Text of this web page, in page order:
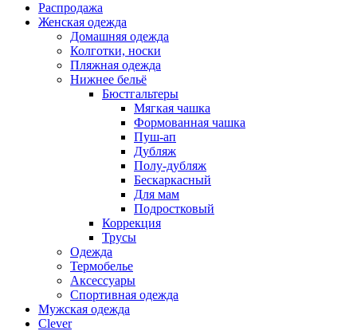
Распродажа
Женская одежда
Домашняя одежда
Колготки, носки
Пляжная одежда
Нижнее бельё
Бюстгальтеры
Мягкая чашка
Формованная чашка
Пуш-ап
Дубляж
Полу-дубляж
Бескаркасный
Для мам
Подростковый
Коррекция
Трусы
Одежда
Термобелье
Аксессуары
Спортивная одежда
Мужская одежда
Clever